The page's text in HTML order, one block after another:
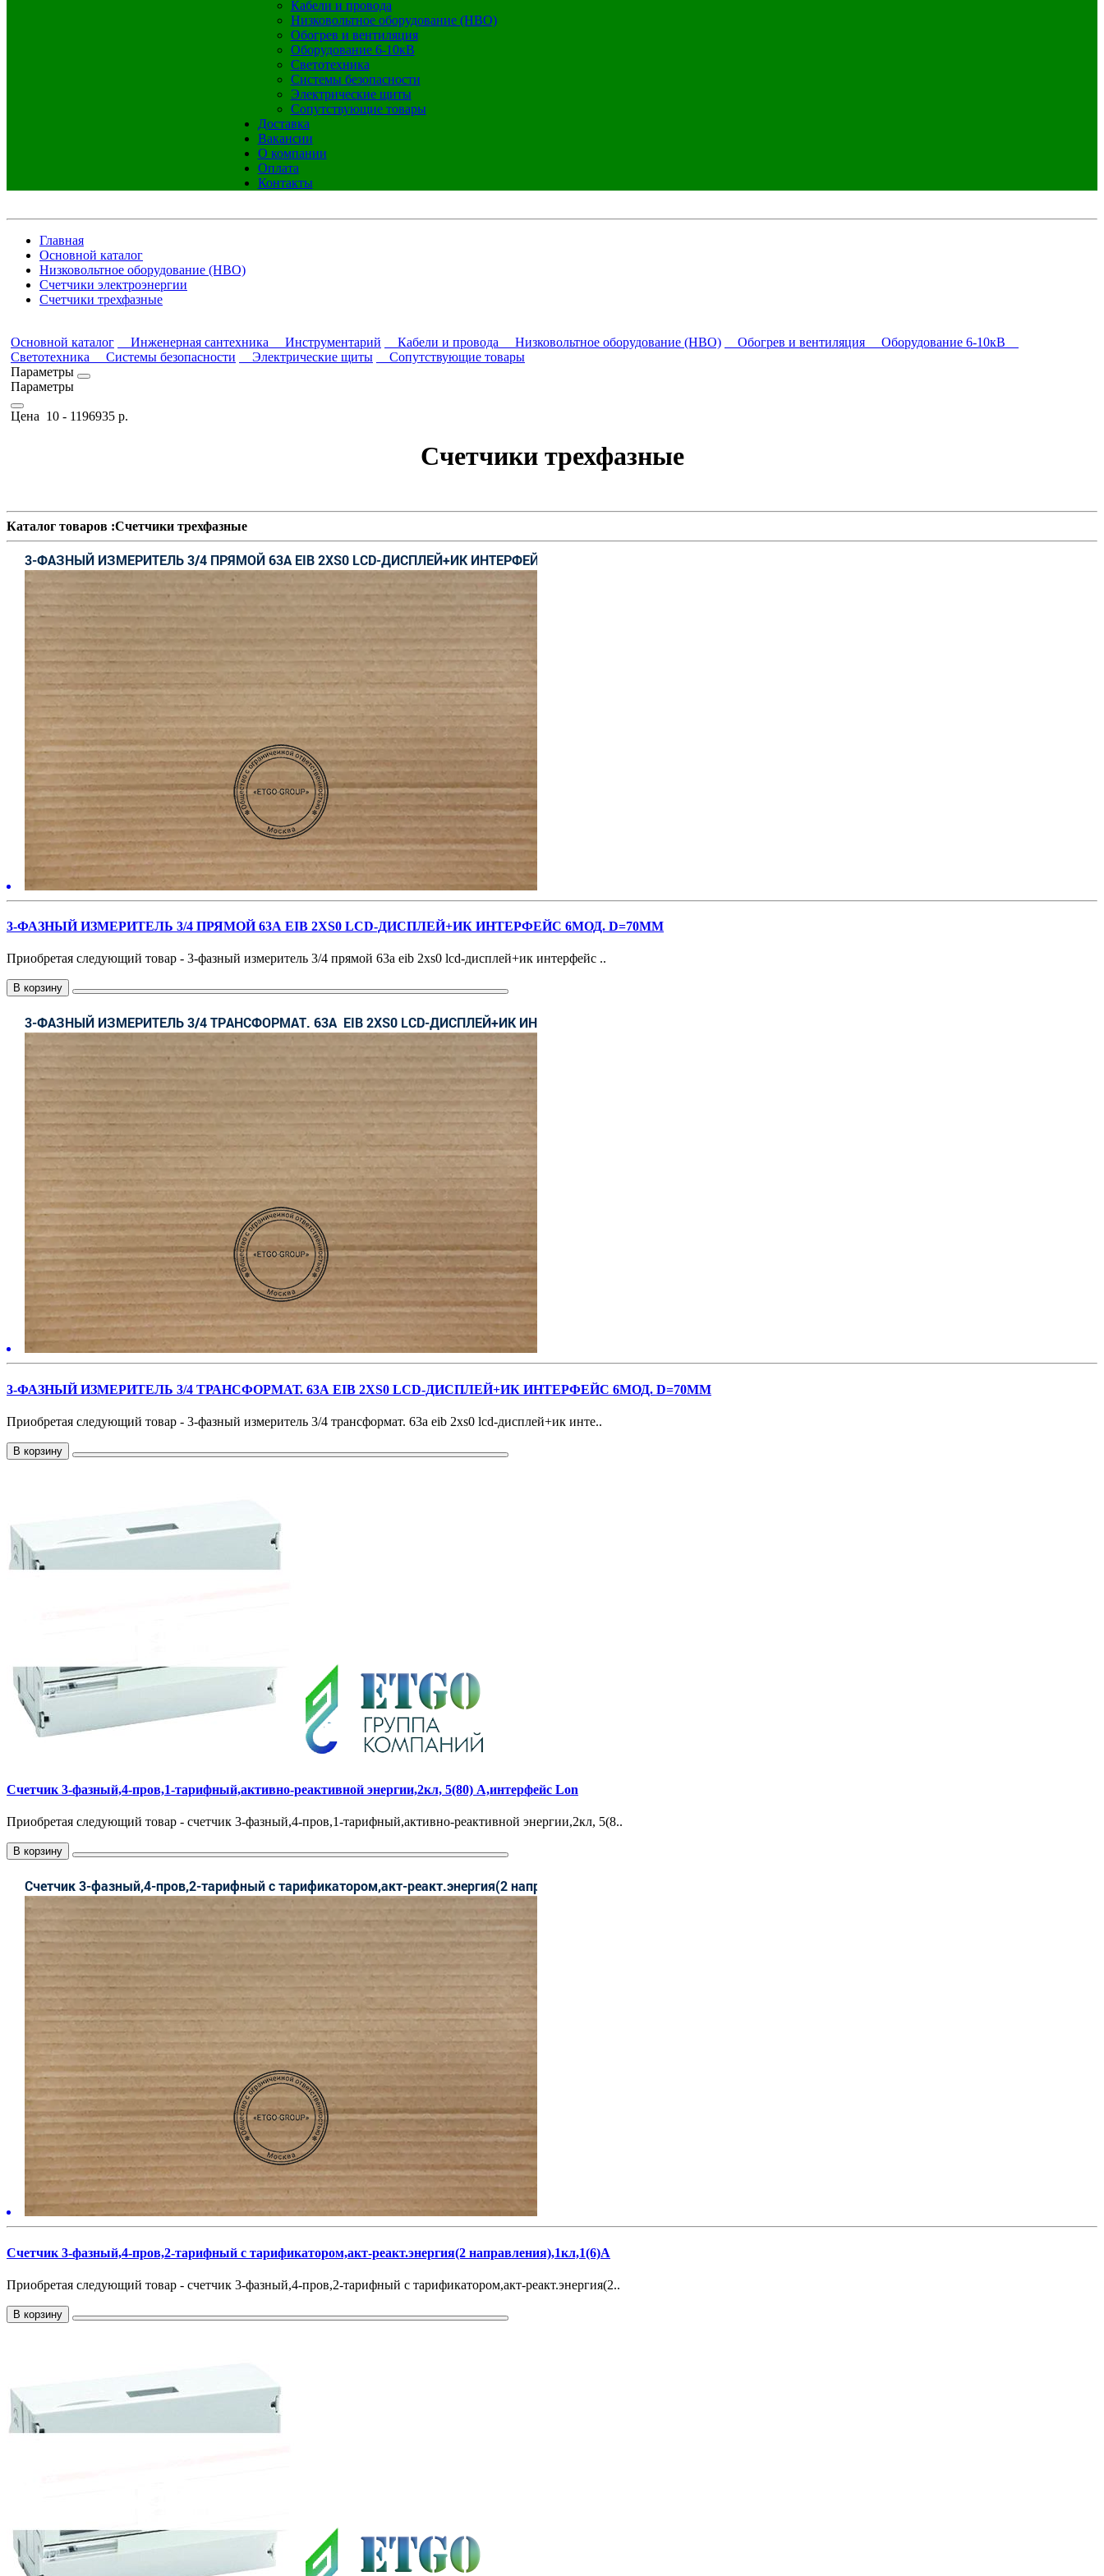
Кабели и провода
Низковольтное оборудование (НВО)
Обогрев и вентиляция
Оборудование 6-10кВ
Светотехника
Системы безопасности
Электрические щиты
Сопутствующие товары
Доставка
Вакансии
О компании
Оплата
Контакты
Главная
Основной каталог
Низковольтное оборудование (НВО)
Счетчики электроэнергии
Счетчики трехфазные
Основной каталог Инженерная сантехника Инструментарий Кабели и провода Низковольтное оборудование (НВО) Обогрев и вентиляция
Оборудование 6-10кВ
Светотехника
Системы безопасности Электрические щиты
Сопутствующие товары
Параметры
Параметры
Цена 10 - 1196935 р.
Счетчики трехфазные
Каталог товаров :Счетчики трехфазные
3-ФАЗНЫЙ ИЗМЕРИТЕЛЬ 3/4 ПРЯМОЙ 63А EIB 2ХS0 LCD-ДИСПЛЕЙ+ИК ИНТЕРФЕЙС 6МОД. D=70ММ
Приобретая следующий товар - 3-фазный измеритель 3/4 прямой 63а eib 2хs0 lcd-дисплей+ик интерфейс ..
В корзину
3-ФАЗНЫЙ ИЗМЕРИТЕЛЬ 3/4 ТРАНСФОРМАТ. 63А EIB 2ХS0 LCD-ДИСПЛЕЙ+ИК ИНТЕРФЕЙС 6МОД. D=70ММ
Приобретая следующий товар - 3-фазный измеритель 3/4 трансформат. 63а eib 2хs0 lcd-дисплей+ик инте..
В корзину
Cчетчик 3-фазный,4-пров,1-тарифный,активно-реактивной энергии,2кл, 5(80) А,интерфейс Lon
Приобретая следующий товар - cчетчик 3-фазный,4-пров,1-тарифный,активно-реактивной энергии,2кл, 5(8..
В корзину
Cчетчик 3-фазный,4-пров,2-тарифный с тарификатором,акт-реакт.энергия(2 направления),1кл,1(6)А
Приобретая следующий товар - cчетчик 3-фазный,4-пров,2-тарифный с тарификатором,акт-реакт.энергия(2..
В корзину